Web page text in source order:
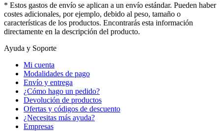
* Estos gastos de envío se aplican a un envío estándar. Pueden haber
costes adicionales, por ejemplo, debido al peso, tamaño o
características de los productos. Encontrarás esta información
directamente en la descripción del producto.
Ayuda y Soporte
Mi cuenta
Modalidades de pago
Envío y entrega
¿Cómo hago un pedido?
Devolución de productos
Ofertas y códigos de descuento
¿Necesitas más ayuda?
Empresas